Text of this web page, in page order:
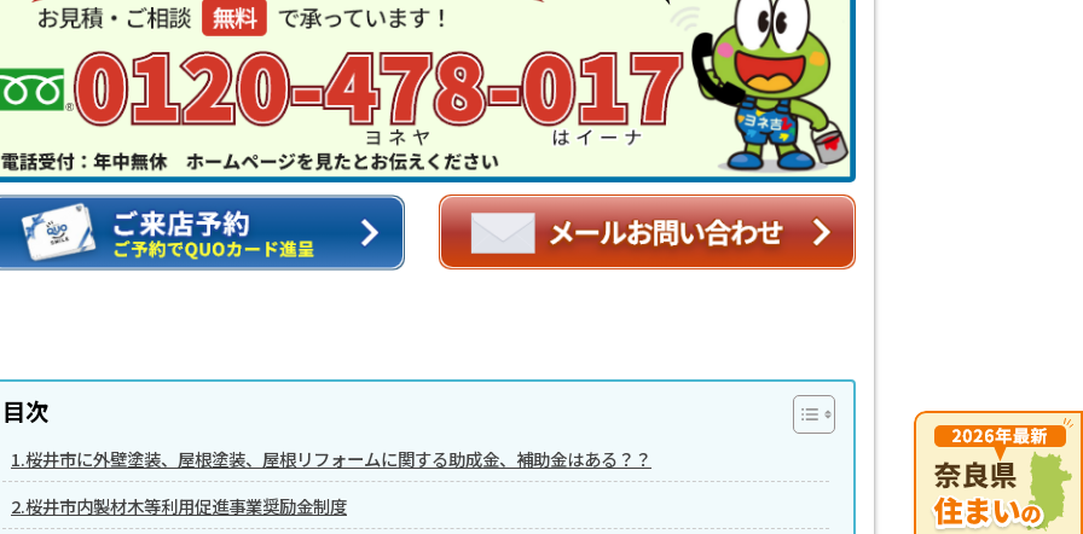
目次
1.桜井市に外壁塗装、屋根塗装、屋根リフォームに関する助成金、補助金はある？？
2.桜井市内製材木等利用促進事業奨励金制度